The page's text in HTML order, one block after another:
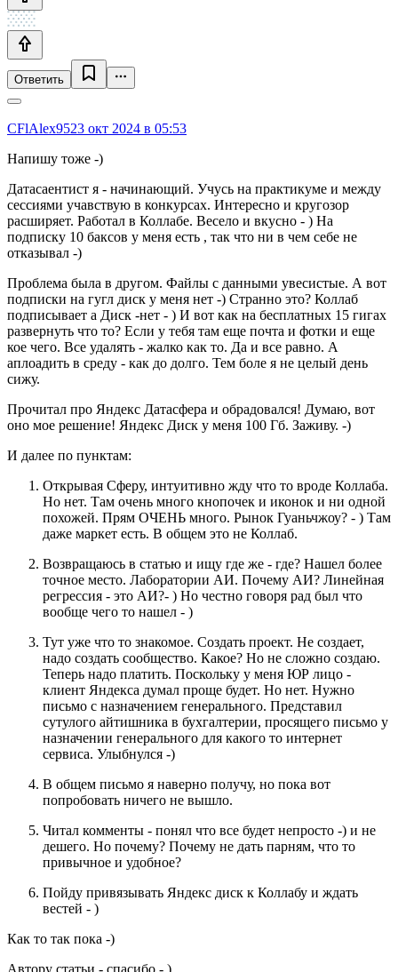
Ответить
CFlAlex9523 окт 2024 в 05:53
Напишу тоже -)
Датасаентист я - начинающий. Учусь на практикуме и между
сессиями учавствую в конкурсах. Интересно и кругозор
расширяет. Работал в Коллабе. Весело и вкусно - ) На
подписку 10 баксов у меня есть , так что ни в чем себе не
отказывал -)
Проблема была в другом. Файлы с данными увесистые. А вот
подписки на гугл диск у меня нет -) Странно это? Коллаб
подписывает а Диск -нет - ) И вот как на бесплатных 15 гигах
развернуть что то? Если у тебя там еще почта и фотки и еще
кое чего. Все удалять - жалко как то. Да и все равно. А
аплоадить в среду - как до долго. Тем боле я не целый день
сижу.
Прочитал про Яндекс Датасфера и обрадовался! Думаю, вот
оно мое решение! Яндекс Диск у меня 100 Гб. Заживу. -)
И далее по пунктам:
Открывая Сферу, интуитивно жду что то вроде Коллаба.
Но нет. Там очень много кнопочек и иконок и ни одной
похожей. Прям ОЧЕНЬ много. Рынок Гуаньчжоу? - ) Там
даже маркет есть. В общем это не Коллаб.
Возвращаюсь в статью и ищу где же - где? Нашел более
точное место. Лаборатории АИ. Почему АИ? Линейная
регрессия - это АИ?- ) Но честно говоря рад был что
вообще чего то нашел - )
Тут уже что то знакомое. Создать проект. Не создает,
надо создать сообщество. Какое? Но не сложно создаю.
Теперь надо платить. Поскольку у меня ЮР лицо -
клиент Яндекса думал проще будет. Но нет. Нужно
письмо с назначением генерального. Представил
сутулого айтишника в бухгалтерии, просящего письмо у
назначении генерального для какого то интернет
сервиса. Улыбнулся -)
В общем письмо я наверно получу, но пока вот
попробовать ничего не вышло.
Читал комменты - понял что все будет непросто -) и не
дешего. Но почему? Почему не дать парням, что то
привычное и удобное?
Пойду привязывать Яндекс диск к Коллабу и ждать
вестей - )
Как то так пока -)
Автору статьи - спасибо - )